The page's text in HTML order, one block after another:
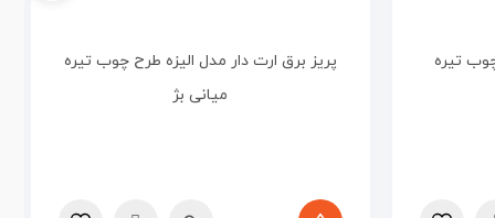
تیره
پریز برق ارت دار مدل الیزه طرح چوب تیره
میانی بژ